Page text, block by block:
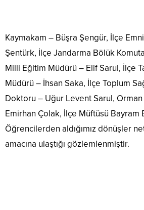
Kaymakam – Büşra Şengür, İlçe
Şentürk, İlçe Jandarma Bölük
Milli Eğitim Müdürü – Elif Sarul, İlçe
Müdürü – İhsan Saka, İlçe Toplum
Doktoru – Uğur Levent Sarul,
Emirhan Çolak, İlçe Müftüsü Bayram
Öğrencilerden aldığımız dönüşler
amacına ulaştığı gözlemlenmiştir.